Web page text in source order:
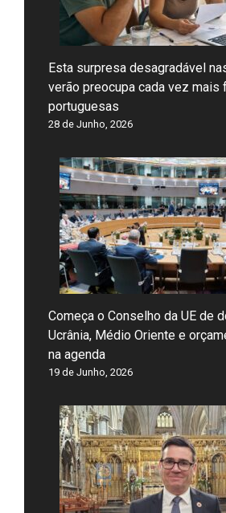
Esta surpresa desagradável
verão preocupa cada vez mais
portuguesas
28 de Junho, 2026
Começa o Conselho da UE de
Ucrânia, Médio Oriente e
na agenda
19 de Junho, 2026